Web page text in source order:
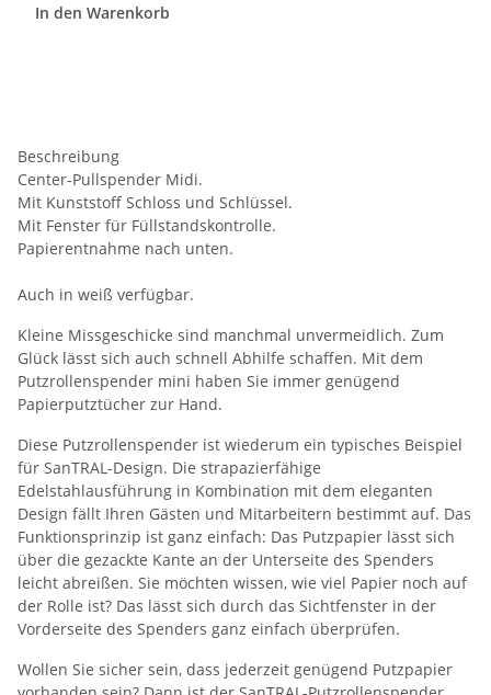
In den Warenkorb
Beschreibung
Center-Pullspender Midi.
Mit Kunststoff Schloss und Schlüssel.
Mit Fenster für Füllstandskontrolle.
Papierentnahme nach unten.
Auch in weiß verfügbar.
Kleine Missgeschicke sind manchmal unvermeidlich. Zum
Glück lässt sich auch schnell Abhilfe schaffen. Mit dem
Putzrollenspender mini haben Sie immer genügend
Papierputztücher zur Hand.
Diese Putzrollenspender ist wiederum ein typisches Beispiel
für SanTRAL-Design. Die strapazierfähige
Edelstahlausführung in Kombination mit dem eleganten
Design fällt Ihren Gästen und Mitarbeitern bestimmt auf. Das
Funktionsprinzip ist ganz einfach: Das Putzpapier lässt sich
über die gezackte Kante an der Unterseite des Spenders
leicht abreißen. Sie möchten wissen, wie viel Papier noch auf
der Rolle ist? Das lässt sich durch das Sichtfenster in der
Vorderseite des Spenders ganz einfach überprüfen.
Wollen Sie sicher sein, dass jederzeit genügend Putzpapier